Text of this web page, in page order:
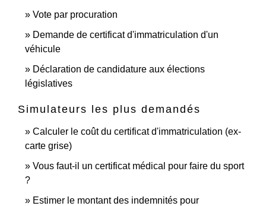
Vote par procuration
Demande de certificat d'immatriculation d'un
véhicule
Déclaration de candidature aux élections
législatives
Simulateurs les plus demandés
Calculer le coût du certificat d'immatriculation (ex-
carte grise)
Vous faut-il un certificat médical pour faire du sport
?
Estimer le montant des indemnités pour